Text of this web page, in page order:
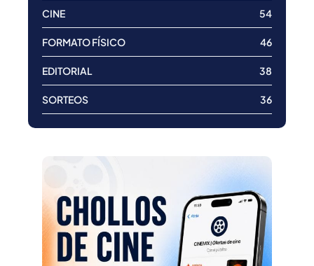
CINE 54
FORMATO FÍSICO 46
EDITORIAL 38
SORTEOS 36